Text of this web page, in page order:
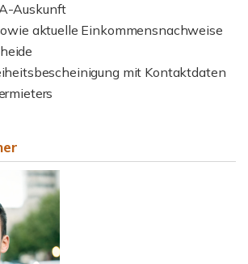
Auskunft
aktuelle Einkommensnachweise
mit Kontaktdaten